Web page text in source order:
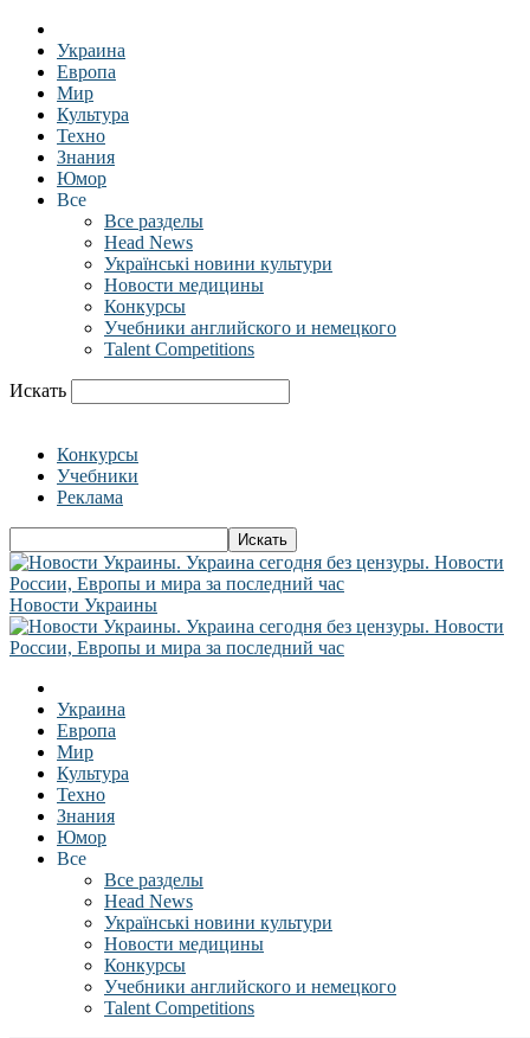
Украина
Европа
Мир
Культура
Техно
Знания
Юмор
Все
Все разделы
Head News
Українські новини культури
Новости медицины
Конкурсы
Учебники английского и немецкого
Talent Competitions
Искать
Конкурсы
Учебники
Реклама
Новости Украины
Украина
Европа
Мир
Культура
Техно
Знания
Юмор
Все
Все разделы
Head News
Українські новини культури
Новости медицины
Конкурсы
Учебники английского и немецкого
Talent Competitions